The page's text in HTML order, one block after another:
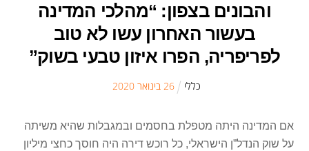
והבונים בצפון: “מהלכי המדינה
בעשור האחרון עשו לא טוב
לפריפריה, הפרו איזון טבעי בשוק”
כללי 26בינואר 2020
אם המדינה היתה מטפלת בחסמים ובמגבלות שהיא משיתה
על שוק הנדל”ן הישראלי, כל רוכש דירה היה חוסך כחצי מיליון